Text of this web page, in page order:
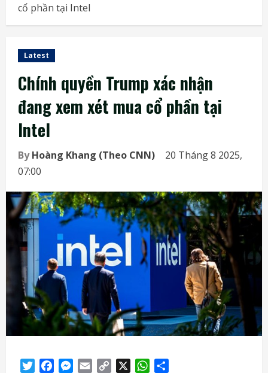
cổ phần tại Intel
Latest
Chính quyền Trump xác nhận
đang xem xét mua cổ phần tại
Intel
ByHoàng Khang (Theo CNN)
20 Tháng 8 2025,
07:00
TwitterFacebookMessenger
Email
Copy
WhatsApp